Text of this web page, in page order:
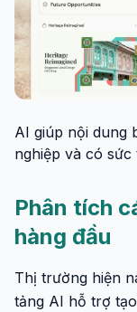
AI giúp nội dung
nghiệp và có
Phân tích
hàng đầu
Thị trường hiện
tảng AI hỗ trợ